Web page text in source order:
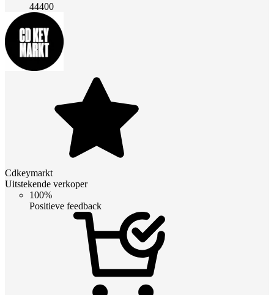
44400
Cdkeymarkt
Uitstekende verkoper
100%
Positieve feedback